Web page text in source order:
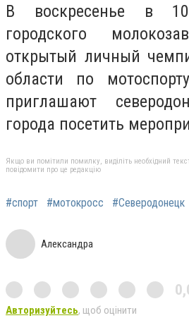
В воскресенье в
городского
открытый личный
области по
приглашают
города посетить
Якщо ви помітили помилку, виділіть необхідний
повідомити про це редакцію
#спорт #мотокросс #Северодонецк
Александра
Авторизуйтесь, щоб оцінити